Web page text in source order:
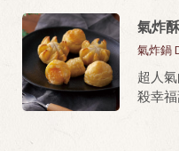
廳級
桂冠
武器！
氣炸
氣炸鍋
超人
殺幸